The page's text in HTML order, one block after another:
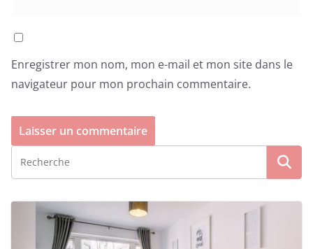
Enregistrer mon nom, mon e-mail et mon site dans le
navigateur pour mon prochain commentaire.